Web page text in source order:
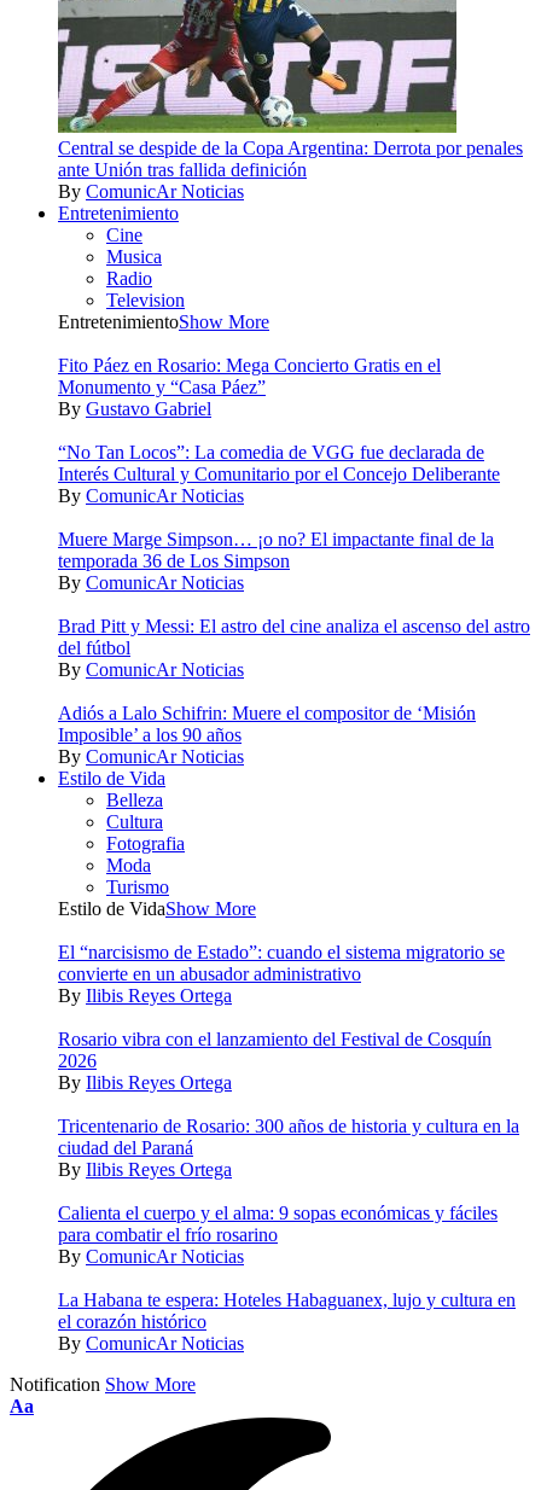
Central se despide de la Copa Argentina: Derrota por penales
ante Unión tras fallida definición
By ComunicAr Noticias
Entretenimiento
Cine
Musica
Radio
Television
EntretenimientoShow More
Fito Páez en Rosario: Mega Concierto Gratis en el
Monumento y “Casa Páez”
By Gustavo Gabriel
“No Tan Locos”: La comedia de VGG fue declarada de
Interés Cultural y Comunitario por el Concejo Deliberante
By ComunicAr Noticias
Muere Marge Simpson… ¡o no? El impactante final de la
temporada 36 de Los Simpson
By ComunicAr Noticias
Brad Pitt y Messi: El astro del cine analiza el ascenso del astro
del fútbol
By ComunicAr Noticias
Adiós a Lalo Schifrin: Muere el compositor de ‘Misión
Imposible’ a los 90 años
By ComunicAr Noticias
Estilo de Vida
Belleza
Cultura
Fotografia
Moda
Turismo
Estilo de VidaShow More
El “narcisismo de Estado”: cuando el sistema migratorio se
convierte en un abusador administrativo
By Ilibis Reyes Ortega
Rosario vibra con el lanzamiento del Festival de Cosquín
2026
By Ilibis Reyes Ortega
Tricentenario de Rosario: 300 años de historia y cultura en la
ciudad del Paraná
By Ilibis Reyes Ortega
Calienta el cuerpo y el alma: 9 sopas económicas y fáciles
para combatir el frío rosarino
By ComunicAr Noticias
La Habana te espera: Hoteles Habaguanex, lujo y cultura en
el corazón histórico
By ComunicAr Noticias
Notification Show More
Aa